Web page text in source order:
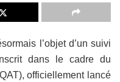
l’objet d’un suivi
dans le cadre du
officiellement lancé